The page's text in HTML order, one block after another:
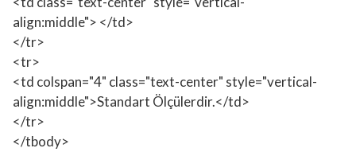
align:middle"> </td>
</tr>
<tr>
<td colspan="4" class="text-center" style="vertical-
align:middle">Standart Ölçülerdir.</td>
</tr>
</tbody>